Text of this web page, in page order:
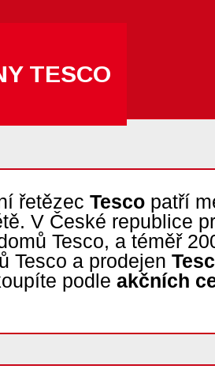
TESCO
řetězec Tesco patří
V České republice
Tesco, a téměř
Tesco a prodejen
podle akčních